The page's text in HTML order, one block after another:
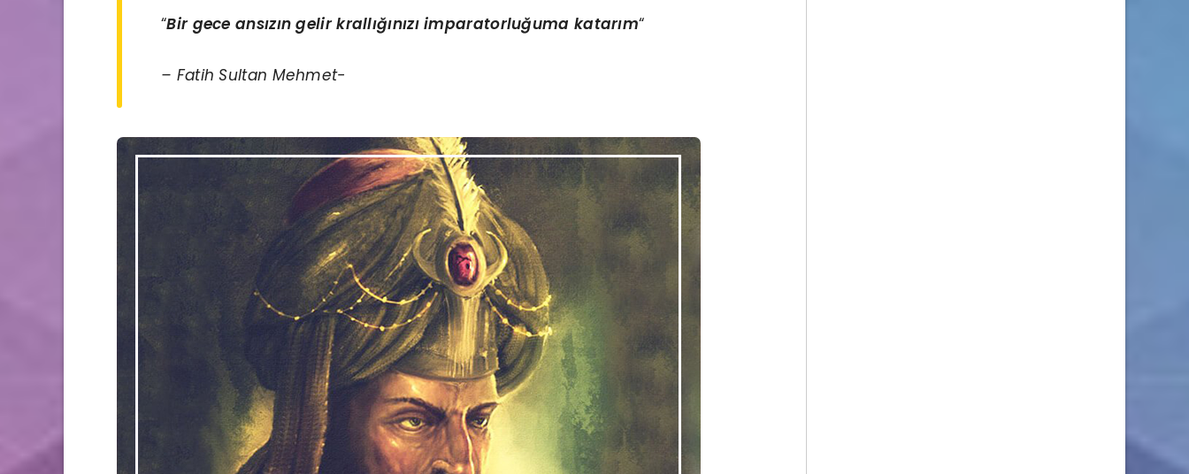
“Bir gece ansızın gelir krallığınızı imparatorluğuma katarım“
– Fatih Sultan Mehmet-